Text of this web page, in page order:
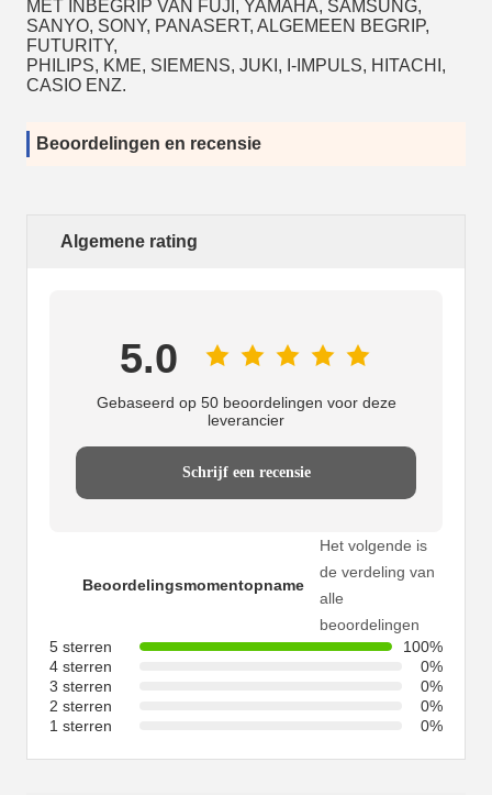
MET INBEGRIP VAN FUJI, YAMAHA, SAMSUNG,
SANYO, SONY, PANASERT, ALGEMEEN BEGRIP,
FUTURITY,
PHILIPS, KME, SIEMENS, JUKI, I-IMPULS, HITACHI,
CASIO ENZ.
Beoordelingen en recensie
Algemene rating
5.0
Gebaseerd op 50 beoordelingen voor deze
leverancier
Schrijf een recensie
Beoordelingsmomentopname
Het volgende is
de verdeling van
alle
beoordelingen
5 sterren
100%
4 sterren
0%
3 sterren
0%
2 sterren
0%
1 sterren
0%